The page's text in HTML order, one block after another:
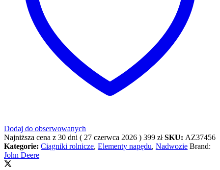
Dodaj do obserwowanych
Najniższa cena z 30 dni ( 27 czerwca 2026 ) 399 zł SKU: AZ37456
Kategorie: Ciągniki rolnicze, Elementy napędu, Nadwozie Brand:
John Deere